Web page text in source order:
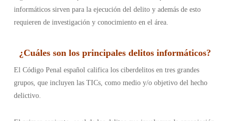
informáticos sirven para la ejecución del delito y además de esto
requieren de investigación y conocimiento en el área.
¿Cuáles son los principales delitos informáticos?
El Código Penal español califica los ciberdelitos en tres grandes
grupos, que incluyen las TICs, como medio y/o objetivo del hecho
delictivo.